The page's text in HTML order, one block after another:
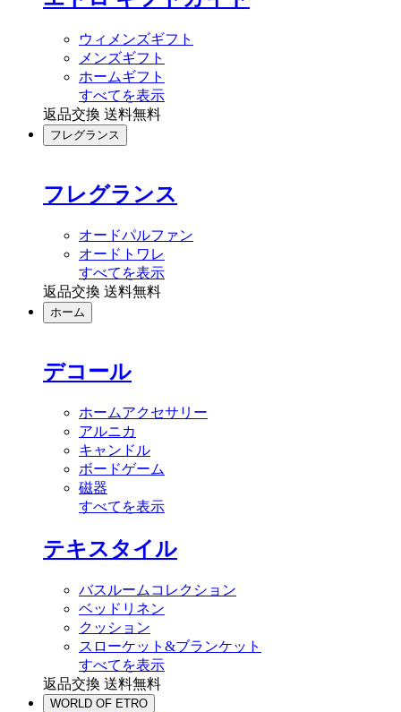
ウィメンズギフト
メンズギフト
ホームギフト
すべてを表示
返品交換 送料無料
フレグランス
フレグランス
オードパルファン
オードトワレ
すべてを表示
返品交換 送料無料
ホーム
デコール
ホームアクセサリー
アルニカ
キャンドル
ボードゲーム
磁器
すべてを表示
テキスタイル
バスルームコレクション
ベッドリネン
クッション
スローケット&ブランケット
すべてを表示
返品交換 送料無料
WORLD OF ETRO